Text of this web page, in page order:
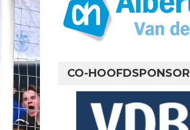
CO-HOOFDSPONSOR